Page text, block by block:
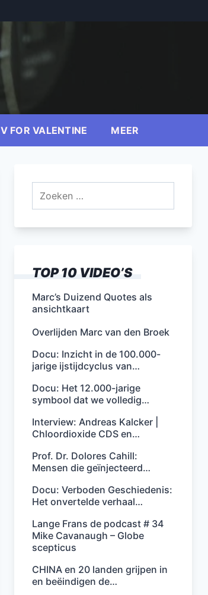
V FOR VALENTINE MEER
TOP 10 VIDEO’S
Marc’s Duizend Quotes als
ansichtkaart
Overlijden Marc van den Broek
Docu: Inzicht in de 100.000-
jarige ijstijdcyclus van…
Docu: Het 12.000-jarige
symbool dat we volledig…
Interview: Andreas Kalcker |
Chloordioxide CDS en…
Prof. Dr. Dolores Cahill:
Mensen die geïnjecteerd…
Docu: Verboden Geschiedenis:
Het onvertelde verhaal…
Lange Frans de podcast # 34
Mike Cavanaugh – Globe
scepticus
CHINA en 20 landen grijpen in
en beëindigen de…